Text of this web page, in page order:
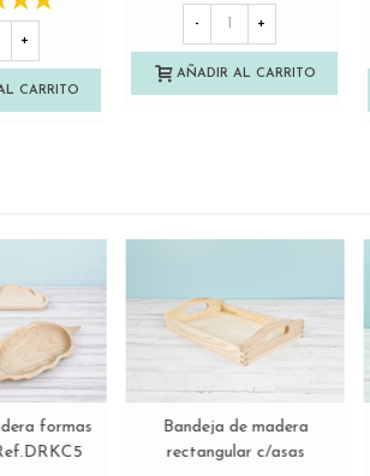
+
CARRITO
- +
AÑADIR AL CARRITO
más
madera
Ver más
Platos de madera 3
compartimentos 2 modelos